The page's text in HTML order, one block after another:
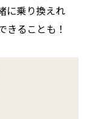
に乗り換えれ
きることも！